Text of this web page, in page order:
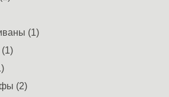
(1)
(2)